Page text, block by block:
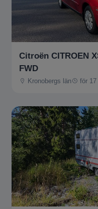
Citroën CITROEN
FWD
Kronobergs län för